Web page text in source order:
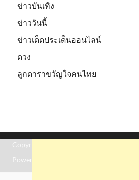
ข่าวบันเทิง
ข่าววันนี้
ข่าวเด็ดประเด็นออนไลน์
ดวง
ลูกดาราขวัญใจคนไทย
Copyright © 2026
Powered by